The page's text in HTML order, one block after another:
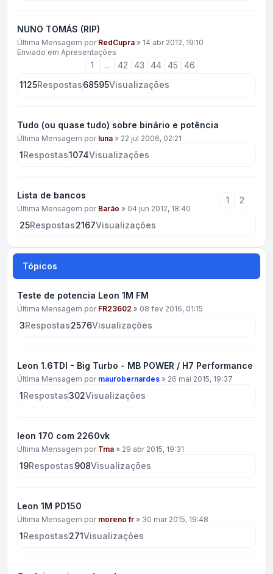
NUNO TOMÁS (RIP)
Última Mensagem por RedCupra » 14 abr 2012, 19:10
Enviado em Apresentações
1 ... 42 43 44 45
46
1125Respostas68595Visualizações
Tudo (ou quase tudo) sobre binário e potência
Última Mensagem por luna » 22 jul 2006, 02:21
1Respostas1074Visualizações
Lista de bancos
Última Mensagem por Barão » 04 jun 2012, 18:40
1 2
25Respostas2167Visualizações
Tópicos
Teste de potencia Leon 1M FM
Última Mensagem por FR23602 » 08 fev 2016, 01:15
3Respostas2576Visualizações
Leon 1.6TDI - Big Turbo - MB POWER / H7 Performance
Última Mensagem por maurobernardes » 26 mai 2015, 19:37
1Respostas302Visualizações
leon 170 com 2260vk
Última Mensagem por Tma » 29 abr 2015, 19:31
19Respostas908Visualizações
Leon 1M PD150
Última Mensagem por moreno fr » 30 mar 2015, 19:48
1Respostas271Visualizações